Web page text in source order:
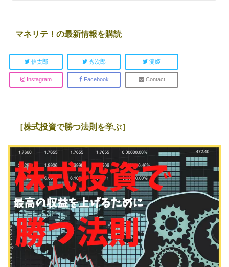
マネリテ！の最新情報を購読
信太郎 秀次郎 淀姫
Instagram Facebook Contact
［株式投資で勝つ法則を学ぶ］